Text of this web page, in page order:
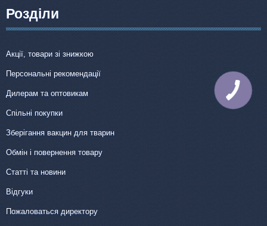
Розділи
Акції, товари зі знижкою
Персональні рекомендації
Дилерам та оптовикам
Спільні покупки
Зберігання вакцин для тварин
Обмін і повернення товару
Статті та новини
Відгуки
Пожаловаться директору
КНОПКА
ЗВ'ЯЗКУ